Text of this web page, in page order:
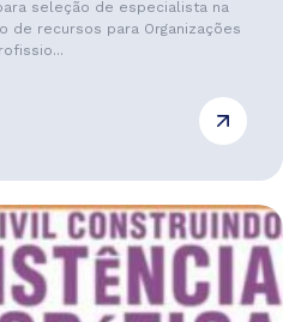
seleção de especialista na
de recursos para Organizações